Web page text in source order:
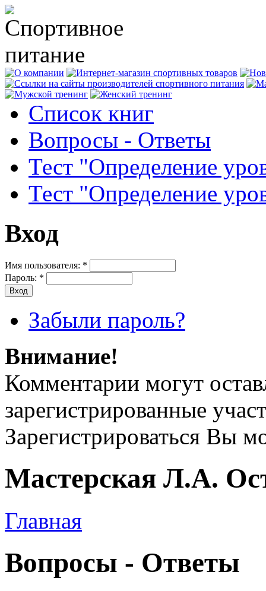
Список книг
Вопросы - Ответы
Тест "Определение
Тест "Определение
Вход
Имя пользователя: *
Пароль: *
Забыли пароль?
Внимание!
Комментарии могут
зарегистрированные
Зарегистрироваться Вы
Мастерская Л.А.
Главная
Вопросы - Ответы